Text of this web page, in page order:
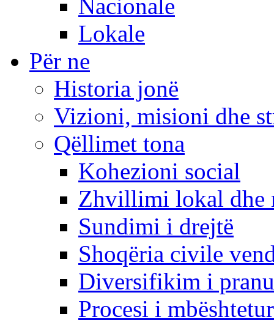
Nacionale
Lokale
Për ne
Historia jonë
Vizioni, misioni dhe
Qëllimet tona
Kohezioni social
Zhvillimi lokal dhe
Sundimi i drejtë
Shoqëria civile
Diversifikim i
Procesi i